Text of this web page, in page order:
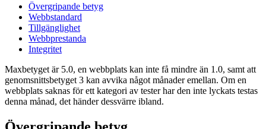
Övergripande betyg
Webbstandard
Tillgänglighet
Webbprestanda
Integritet
Maxbetyget är 5.0, en webbplats kan inte få mindre än 1.0, samt att
genomsnittsbetyget 3 kan avvika något månader emellan. Om en
webbplats saknas för ett kategori av tester har den inte lyckats testas
denna månad, det händer dessvärre ibland.